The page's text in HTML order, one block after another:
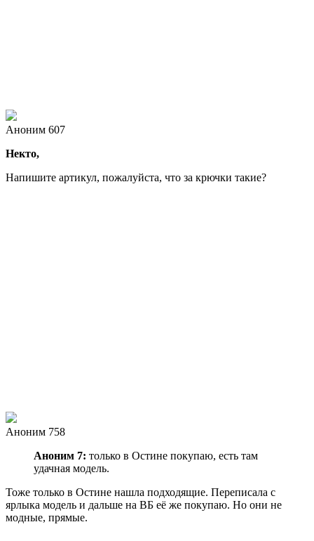
Аноним 607
Некто,
Напишите артикул, пожалуйста, что за крючки такие?
Аноним 758
Аноним 7: только в Остине покупаю, есть там
удачная модель.
Тоже только в Остине нашла подходящие. Переписала с
ярлыка модель и дальше на ВБ её же покупаю. Но они не
модные, прямые.